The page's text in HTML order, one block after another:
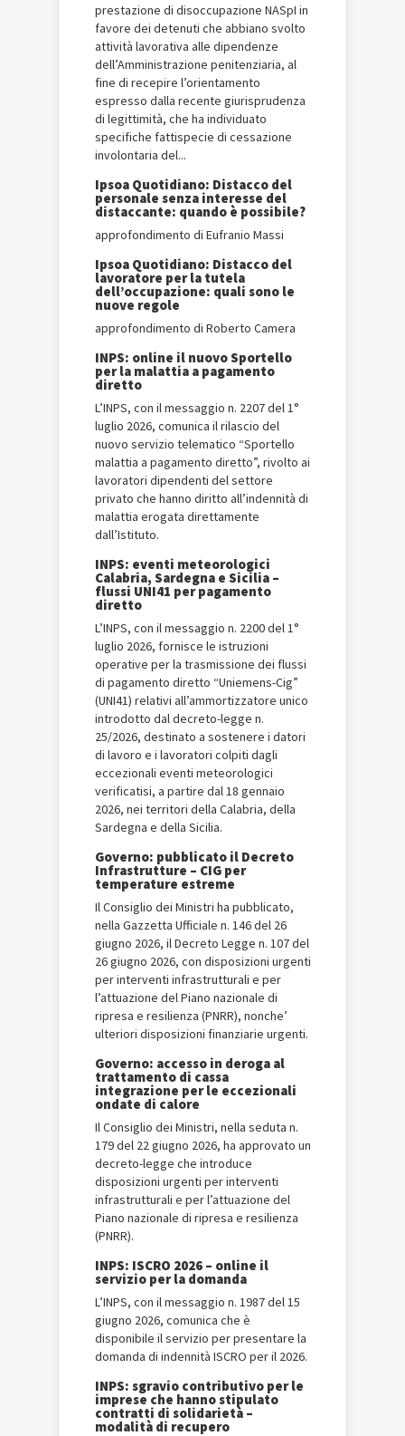
prestazione di disoccupazione NASpI in
favore dei detenuti che abbiano svolto
attività lavorativa alle dipendenze
dell’Amministrazione penitenziaria, al
fine di recepire l’orientamento
espresso dalla recente giurisprudenza
di legittimità, che ha individuato
specifiche fattispecie di cessazione
involontaria del...
Ipsoa Quotidiano: Distacco del
personale senza interesse del
distaccante: quando è possibile?
approfondimento di Eufranio Massi
Ipsoa Quotidiano: Distacco del
lavoratore per la tutela
dell’occupazione: quali sono le
nuove regole
approfondimento di Roberto Camera
INPS: online il nuovo Sportello
per la malattia a pagamento
diretto
L’INPS, con il messaggio n. 2207 del 1°
luglio 2026, comunica il rilascio del
nuovo servizio telematico “Sportello
malattia a pagamento diretto”, rivolto ai
lavoratori dipendenti del settore
privato che hanno diritto all’indennità di
malattia erogata direttamente
dall’Istituto.
INPS: eventi meteorologici
Calabria, Sardegna e Sicilia –
flussi UNI41 per pagamento
diretto
L’INPS, con il messaggio n. 2200 del 1°
luglio 2026, fornisce le istruzioni
operative per la trasmissione dei flussi
di pagamento diretto “Uniemens-Cig”
(UNI41) relativi all’ammortizzatore unico
introdotto dal decreto-legge n.
25/2026, destinato a sostenere i datori
di lavoro e i lavoratori colpiti dagli
eccezionali eventi meteorologici
verificatisi, a partire dal 18 gennaio
2026, nei territori della Calabria, della
Sardegna e della Sicilia.
Governo: pubblicato il Decreto
Infrastrutture – CIG per
temperature estreme
Il Consiglio dei Ministri ha pubblicato,
nella Gazzetta Ufficiale n. 146 del 26
giugno 2026, il Decreto Legge n. 107 del
26 giugno 2026, con disposizioni urgenti
per interventi infrastrutturali e per
l’attuazione del Piano nazionale di
ripresa e resilienza (PNRR), nonche’
ulteriori disposizioni finanziarie urgenti.
Governo: accesso in deroga al
trattamento di cassa
integrazione per le eccezionali
ondate di calore
Il Consiglio dei Ministri, nella seduta n.
179 del 22 giugno 2026, ha approvato un
decreto-legge che introduce
disposizioni urgenti per interventi
infrastrutturali e per l’attuazione del
Piano nazionale di ripresa e resilienza
(PNRR).
INPS: ISCRO 2026 – online il
servizio per la domanda
L’INPS, con il messaggio n. 1987 del 15
giugno 2026, comunica che è
disponibile il servizio per presentare la
domanda di indennità ISCRO per il 2026.
INPS: sgravio contributivo per le
imprese che hanno stipulato
contratti di solidarietà –
modalità di recupero